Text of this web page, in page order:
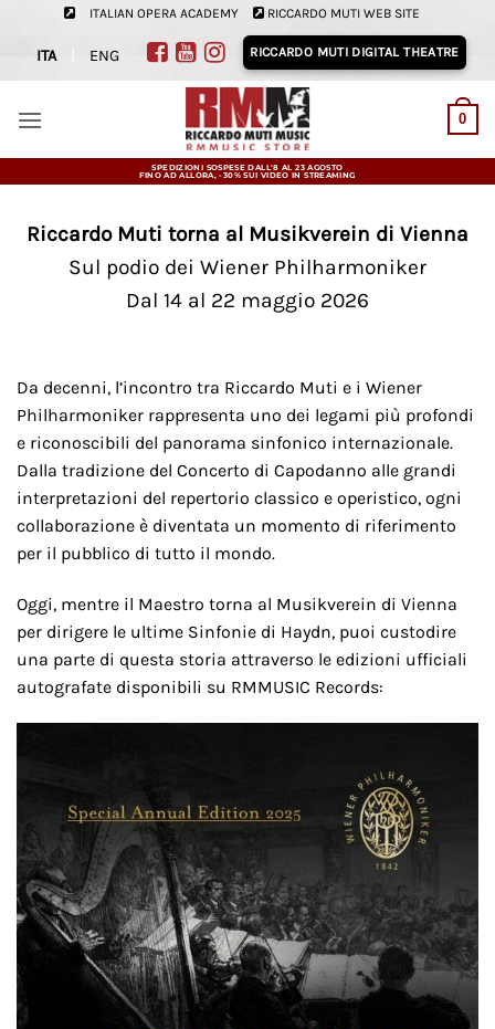
contenuti
ITALIAN OPERA ACADEMY RICCARDO MUTI WEB SITE
ITA ENG RICCARDO MUTI DIGITAL THEATRE
0
SPEDIZIONI SOSPESE DALL'8 AL 23 AGOSTO
FINO AD ALLORA, -30% SUI VIDEO IN STREAMING
Riccardo Muti torna al Musikverein di Vienna
Sul podio dei Wiener Philharmoniker
Dal 14 al 22 maggio 2026
Da decenni, l’incontro tra Riccardo Muti e i Wiener
Philharmoniker rappresenta uno dei legami più profondi
e riconoscibili del panorama sinfonico internazionale.
Dalla tradizione del Concerto di Capodanno alle grandi
interpretazioni del repertorio classico e operistico, ogni
collaborazione è diventata un momento di riferimento
per il pubblico di tutto il mondo.
Oggi, mentre il Maestro torna al Musikverein di Vienna
per dirigere le ultime Sinfonie di Haydn, puoi custodire
una parte di questa storia attraverso le edizioni ufficiali
autografate disponibili su RMMUSIC Records: